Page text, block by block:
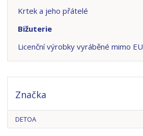
Krtek a jeho přátelé
Bižuterie
Licenční výrobky vyráběné mimo EU
Značka
DETOA